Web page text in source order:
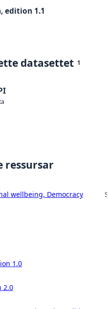
edition 1.1
datasettet 1
ressursar
wellbeing, Democracy
1.0
2.0